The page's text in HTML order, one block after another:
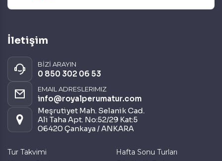
Ziyaretçilerin siteyi nasıl kullandığını anonim olarak
yardımcı olur.
Pazarlama Çerezleri
Size ve ilgi alanlarınıza uygun reklamlar göstermek
için kullanılır. Kapatırsanız reklamları görmeye devam
edersiniz, ancak daha az alakalı olabilirler.
İletişim
BİZİ ARAYIN
0 850 302 06 53
EMAIL ADRESLERIMIZ
info@royalperumatur.com
Meşrutiyet Mah. Selanik Cad.
Ali Taha Apt. No:52/29 Kat:5
06420 Çankaya / ANKARA
Tur Takvimi
Hafta Sonu Turları